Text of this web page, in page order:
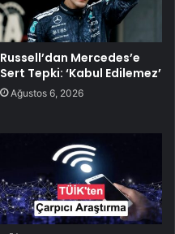
Russell’dan Mercedes’e
Sert Tepki: ‘Kabul Edilemez’
Ağustos 6, 2026